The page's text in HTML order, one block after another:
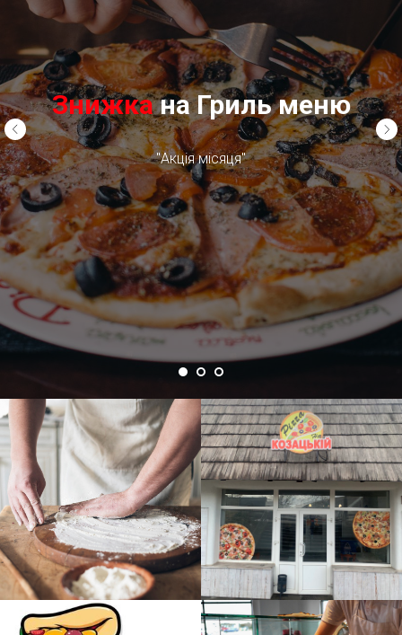
Знижкана Гриль меню
"Акція місяця"